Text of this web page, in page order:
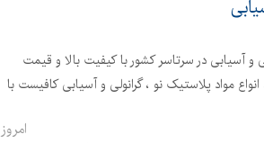
و آسیابی در سرتاسر کشور با کیفیت بالا و قیمت
مواد پلاستیک نو ، گرانولی و آسیابی کافیست با
امروز